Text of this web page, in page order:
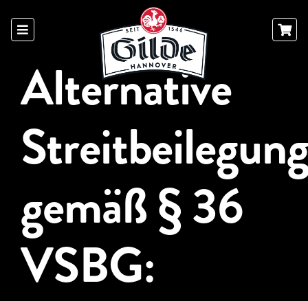
content
Alternative
Streitbeilegung
gemäß § 36
VSBG: